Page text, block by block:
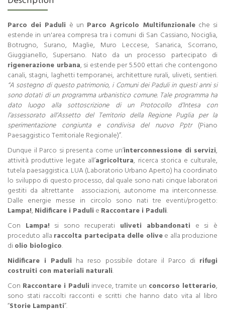
Parco dei Paduli è un Parco Agricolo Multifunzionaleche si
estende in un'area compresa tra i comuni di San Cassiano, Nociglia,
Botrugno, Surano, Maglie, Muro Leccese, Sanarica, Scorrano,
Giuggianello, Supersano. Nato da un processo partecipato di
rigenerazione urbana, si estende per 5.500 ettari che contengono
canali, stagni, laghetti temporanei, architetture rurali, uliveti, sentieri.
“A sostegno di questo patrimonio, i Comuni dei Paduli in questi anni si
sono dotati di un programma urbanistico comune. Tale programma ha
dato luogo alla sottoscrizione di un Protocollo d’Intesa con
l’assessorato all’Assetto del Territorio della Regione Puglia per la
sperimentazione congiunta e condivisa del nuovo Pptr (Piano
Paesaggistico Territoriale Regionale)”.
Dunque il Parco si presenta come un’interconnessione di servizi,
attività produttive legate all’agricoltura, ricerca storica e culturale,
tutela paesaggistica. LUA (Laboratorio Urbano Aperto) ha coordinato
lo sviluppo di questo processo, dal quale sono nati cinque laboratori
gestiti da altrettante associazioni, autonome ma interconnesse.
Dalle energie messe in circolo sono nati tre eventi/progetto:
Lampa!, Nidificare i Paduli e Raccontare i Paduli.
Con Lampa! si sono recuperati uliveti abbandonati e si è
proceduto alla raccolta partecipata delle olivee alla produzione
di olio biologico.
Nidificare i Paduli ha reso possibile dotare il Parco di rifugi
costruiti con materiali naturali.
Con Raccontare i Paduli invece, tramite un concorso letterario,
sono stati raccolti racconti e scritti che hanno dato vita al libro
“Storie Lampanti”.